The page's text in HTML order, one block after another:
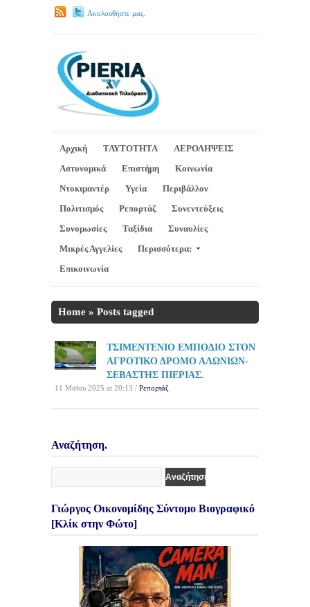
Ακολουθήστε μας.
Αρχική ΤΑΥΤΟΤΗΤΑ
ΑΕΡΟΛΗΨΕΙΣ
Αστυνομικά
Επιστήμη
Κοινωνία
Ντοκιμαντέρ
Υγεία
Περιβάλλον
Πολιτισμός
Ρεπορτάζ
Συνεντεύξεις
Συνομωσίες
Ταξίδια
Συναυλίες
Μικρές Αγγελίες
Περισσότερα:
Επικοινωνία
Home » Posts tagged
ΤΣΙΜΕΝΤΕΝΙΟ ΕΜΠΟΔΙΟ ΣΤΟΝ
ΑΓΡΟΤΙΚΟ ΔΡΟΜΟ ΑΛΩΝΙΩΝ-
ΣΕΒΑΣΤΗΣ ΠΙΕΡΙΑΣ.
11 Μαΐου 2025 at 20:13 / Ρεπορτάζ
Αναζήτηση.
Γιώργος Οικονομίδης Σύντομο Βιογραφικό
[Κλίκ στην Φώτο]